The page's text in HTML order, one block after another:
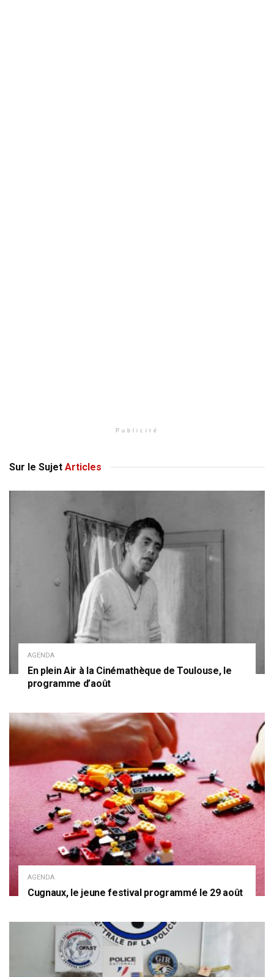
Publicité
Sur le Sujet Articles
AGENDA
En plein Air à la Cinémathèque de Toulouse, le
programme d’août
AGENDA
Cugnaux, le jeune festival programmé le 29 août